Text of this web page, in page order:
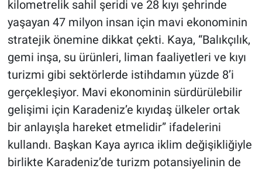
kilometrelik sahil şeridi ve 28 kıyı şehrinde
yaşayan 47 milyon insan için mavi ekonominin
stratejik önemine dikkat çekti. Kaya, “Balıkçılık,
gemi inşa, su ürünleri, liman faaliyetleri ve kıyı
turizmi gibi sektörlerde istihdamın yüzde 8’i
gerçekleşiyor. Mavi ekonominin sürdürülebilir
gelişimi için Karadeniz’e kıyıdaş ülkeler ortak
bir anlayışla hareket etmelidir” ifadelerini
kullandı. Başkan Kaya ayrıca iklim değişikliğiyle
birlikte Karadeniz’de turizm potansiyelinin de